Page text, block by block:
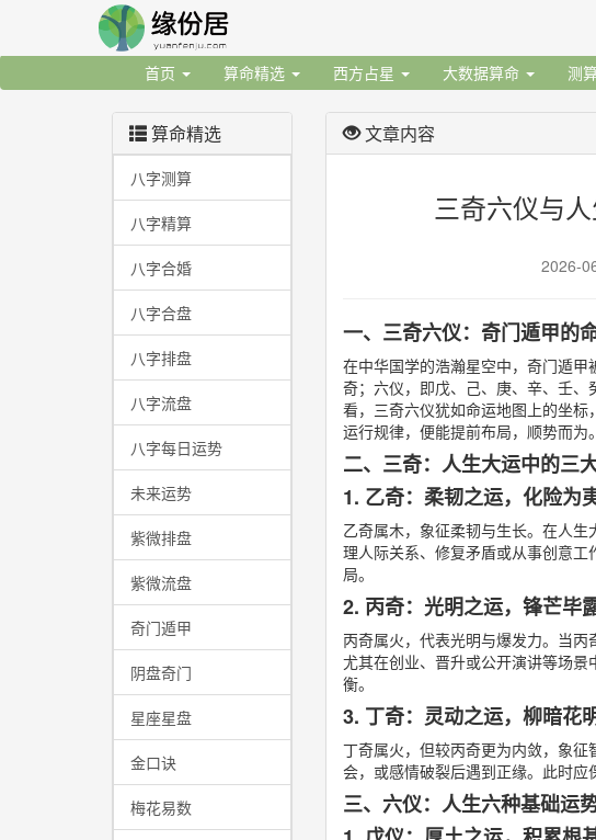
首页 算命精选 西方占星 大数据算命 测
算命精选
八字测算
八字精算
八字合婚
八字合盘
八字排盘
八字流盘
八字每日运势
未来运势
紫微排盘
紫微流盘
奇门遁甲
阴盘奇门
星座星盘
金口诀
梅花易数
文章内容
三奇六仪与
2026-
一、三奇六仪：奇门遁甲的
在中华国学的浩瀚星空中，奇门遁甲
奇；六仪，即戊、己、庚、辛、壬
看，三奇六仪犹如命运地图上的坐标
运行规律，便能提前布局，顺势而为。
二、三奇：人生大运中的三
1. 乙奇：柔韧之运，化险为
乙奇属木，象征柔韧与生长。在人
理人际关系、修复矛盾或从事创意
局。
2. 丙奇：光明之运，锋芒毕
丙奇属火，代表光明与爆发力。当丙
尤其在创业、晋升或公开演讲等场景
衡。
3. 丁奇：灵动之运，柳暗花
丁奇属火，但较丙奇更为内敛，象
会，或感情破裂后遇到正缘。此时应
三、六仪：人生六种基础运